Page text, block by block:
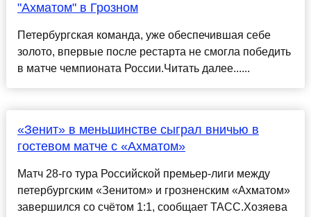
"Ахматом" в Грозном
Петербургская команда, уже обеспечившая себе
золото, впервые после рестарта не смогла победить
в матче чемпионата России.Читать далее......
«Зенит» в меньшинстве сыграл вничью в
гостевом матче с «Ахматом»
Матч 28-го тура Российской премьер-лиги между
петербургским «Зенитом» и грозненским «Ахматом»
завершился со счётом 1:1, сообщает ТАСС.Хозяева